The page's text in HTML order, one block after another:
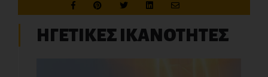
ΗΓΕΤΙΚΕΣ ΙΚΑΝΟΤΗΤΕΣ